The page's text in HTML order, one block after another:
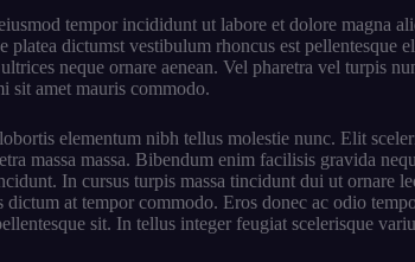
tempor incididunt ut labore et dolore magna
platea dictumst vestibulum rhoncus est
neque ornare aenean. Vel pharetra vel turpis
sit amet mauris commodo.
elementum nibh tellus molestie nunc. Elit
massa massa. Bibendum enim facilisis gravida
In cursus turpis massa tincidunt dui ut ornare
at tempor commodo. Eros donec ac odio
sit. In tellus integer feugiat scelerisque